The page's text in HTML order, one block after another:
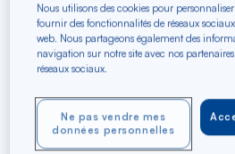
Filtrer
Précédent Aller / Retour —
Nous utilisons des cookies pour
fournir des fonctionnalités de réseaux
web. Nous partageons également des
navigation sur notre site avec nos
réseaux sociaux.
Ne pas vendre mes
données personnelles